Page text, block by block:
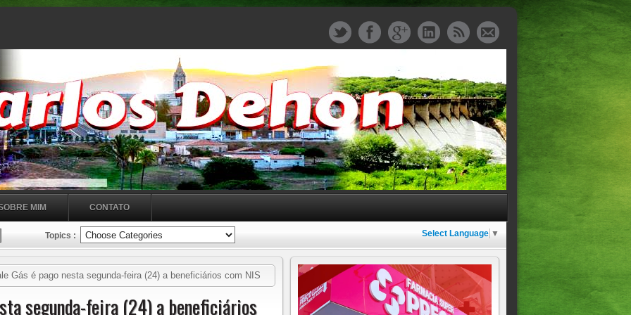
MIM CONTATO
Topics : Select Language ▼
Gás é pago nesta segunda-feira (24) a beneficiários com NIS
segunda-feira (24) a beneficiários